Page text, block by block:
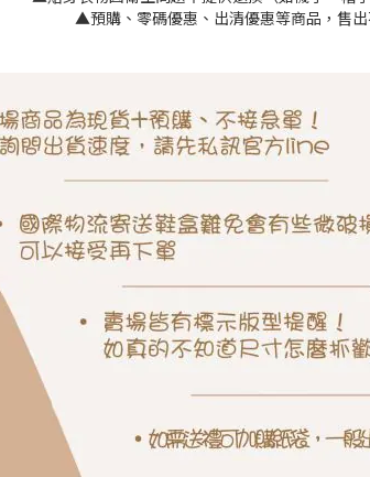
▲預購、零碼優惠、出清優惠等商品，售